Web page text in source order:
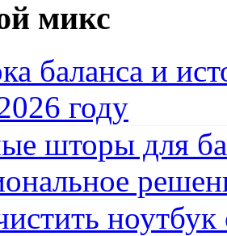
микс
баланса и
году
шторы для